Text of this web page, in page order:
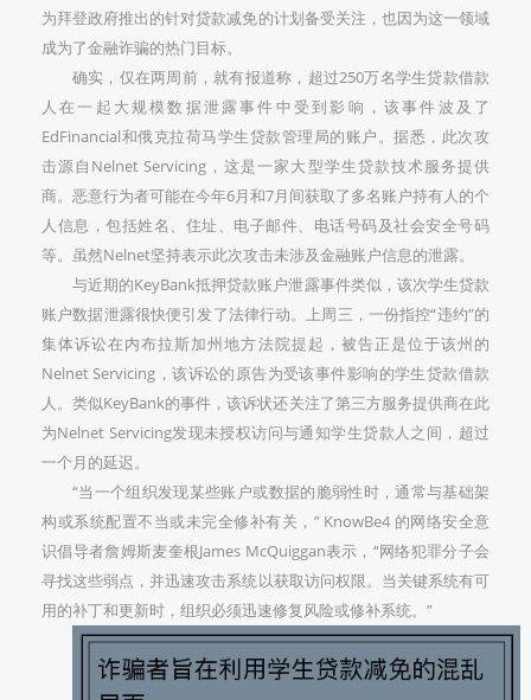
为拜登政府推出的针对贷款减免的计划备受关注，也因为这一领域
成为了金融诈骗的热门目标。
确实，仅在两周前，就有报道称，超过250万名学生贷款借款
人在一起大规模数据泄露事件中受到影响，该事件波及了
EdFinancial和俄克拉荷马学生贷款管理局的账户。据悉，此次攻
击源自Nelnet Servicing，这是一家大型学生贷款技术服务提供
商。恶意行为者可能在今年6月和7月间获取了多名账户持有人的个
人信息，包括姓名、住址、电子邮件、电话号码及社会安全号码
等。虽然Nelnet坚持表示此次攻击未涉及金融账户信息的泄露。
与近期的KeyBank抵押贷款账户泄露事件类似，该次学生贷款
账户数据泄露很快便引发了法律行动。上周三，一份指控“违约”的
集体诉讼在内布拉斯加州地方法院提起，被告正是位于该州的
Nelnet Servicing，该诉讼的原告为受该事件影响的学生贷款借款
人。类似KeyBank的事件，该诉状还关注了第三方服务提供商在此
为Nelnet Servicing发现未授权访问与通知学生贷款人之间，超过
一个月的延迟。
“当一个组织发现某些账户或数据的脆弱性时，通常与基础架
构或系统配置不当或未完全修补有关，” KnowBe4 的网络安全意
识倡导者詹姆斯麦奎根James McQuiggan表示，“网络犯罪分子会
寻找这些弱点，并迅速攻击系统以获取访问权限。当关键系统有可
用的补丁和更新时，组织必须迅速修复风险或修补系统。”